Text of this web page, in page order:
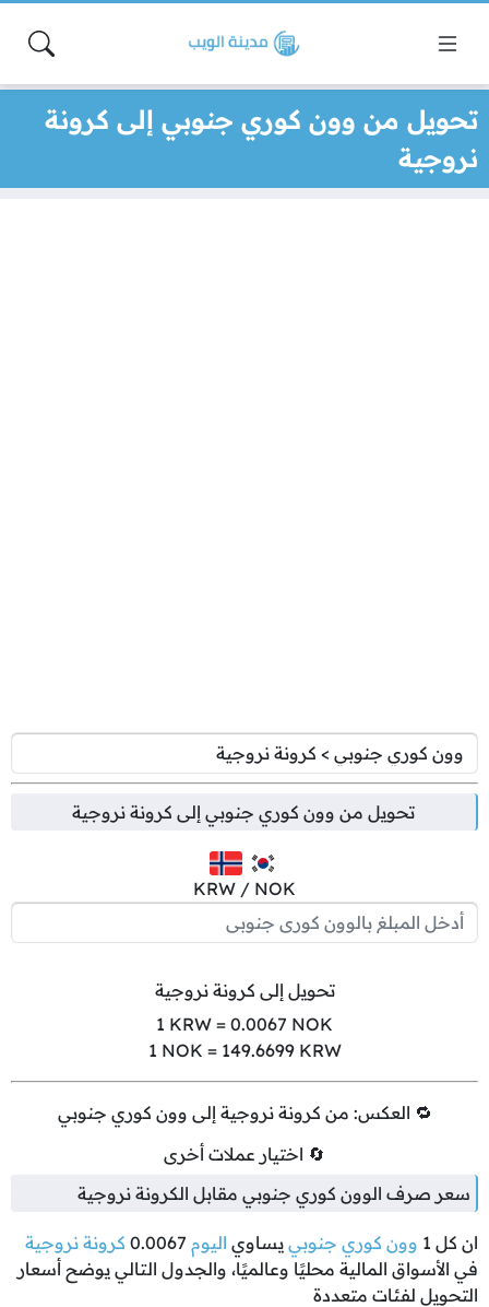
تحويل من وون كوري جنوبي إلى كرونة
نروجية
تحويل من وون كوري جنوبي إلى كرونة نروجية
KRW / NOK
تحويل إلى كرونة نروجية
1 KRW = 0.0067 NOK
1 NOK = 149.6699KRW
🔁 العكس: من كرونة نروجية إلى وون كوري جنوبي
🔄 اختيار عملات أخرى
سعر صرف الوون كوري جنوبي مقابل الكرونة نروجية
ان كل 1 وون كوري جنوبي يساوي اليوم 0.0067 كرونة نروجية
في الأسواق المالية محليًا وعالميًا، والجدول التالي يوضح أسعار
التحويل لفئات متعددة